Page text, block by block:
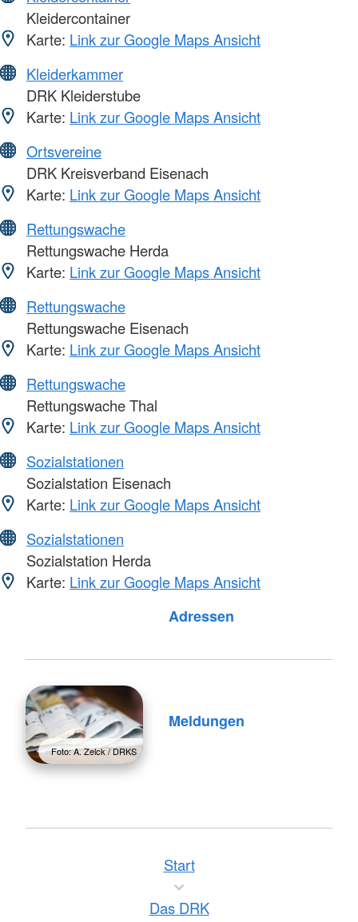
Kleidercontainer
Karte: Link zur Google Maps Ansicht
Kleiderkammer
DRK Kleiderstube
Karte: Link zur Google Maps Ansicht
Ortsvereine
DRK Kreisverband Eisenach
Karte: Link zur Google Maps Ansicht
Rettungswache
Rettungswache Herda
Karte: Link zur Google Maps Ansicht
Rettungswache
Rettungswache Eisenach
Karte: Link zur Google Maps Ansicht
Rettungswache
Rettungswache Thal
Karte: Link zur Google Maps Ansicht
Sozialstationen
Sozialstation Eisenach
Karte: Link zur Google Maps Ansicht
Sozialstationen
Sozialstation Herda
Karte: Link zur Google Maps Ansicht
Adressen
Foto: A. Zelck / DRKS
Meldungen
Start
Das DRK